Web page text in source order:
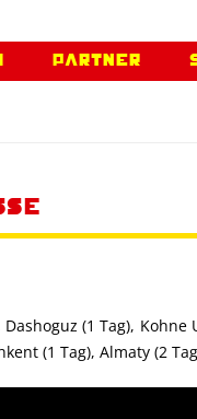
Skip to content
Partner
(1 Tag), Kohne
(1 Tag), Almaty (2